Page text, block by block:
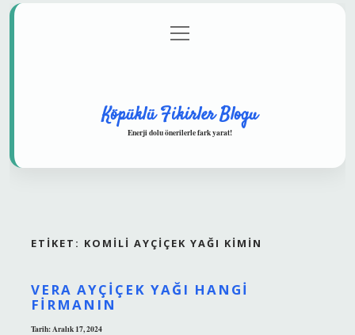
Gizlilik Politikası
menüyü
aç
Köpüklü Fikirler Blogu
Enerji dolu önerilerle fark yarat!
ETIKET: KOMILI AYÇIÇEK YAĞI KIMIN
VERA AYÇIÇEK YAĞI HANGI
FIRMANIN
Tarih: Aralık 17, 2024